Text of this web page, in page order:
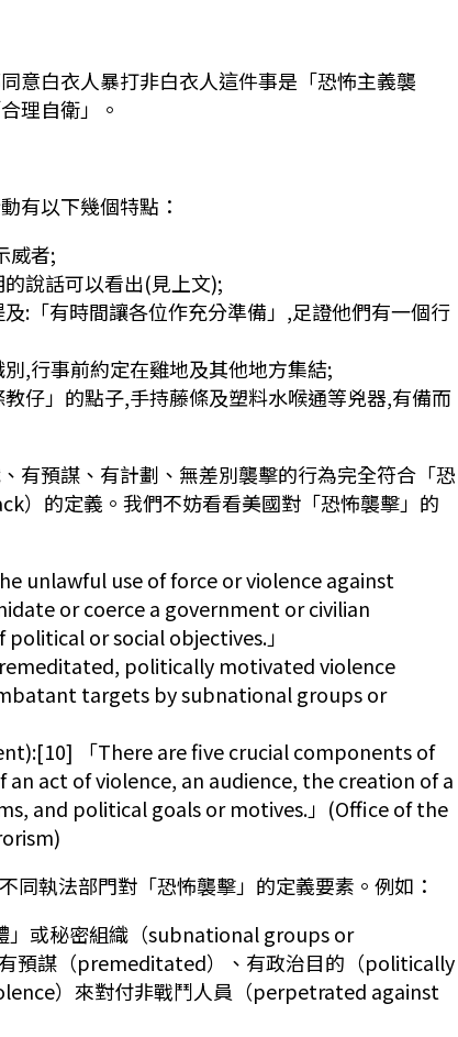
意白衣人暴打非白衣人這件事是「恐怖主義襲
理自衛」。
有以下幾個特點：
威者;
說話可以看出(見上文);
:「有時間讓各位作充分準備」,足證他們有一個行
,行事前約定在雞地及其他地方集結;
仔」的點子,手持藤條及塑料水喉通等兇器,有備而
有預謀、有計劃、無差別襲擊的行為完全符合「恐
）的定義。我們不妨看看美國對「恐怖襲擊」的
unlawful use of force or violence against
or coerce a government or civilian
or social objectives.」
politically motivated violence
targets by subnational groups or
「There are five crucial components of
act of violence, an audience, the creation of a
and political goals or motives.」(Office of the
同執法部門對「恐怖襲擊」的定義要素。例如：
」或秘密組織（subnational groups or
預謀（premeditated）、有政治目的（politically
）來對付非戰鬥人員（perpetrated against